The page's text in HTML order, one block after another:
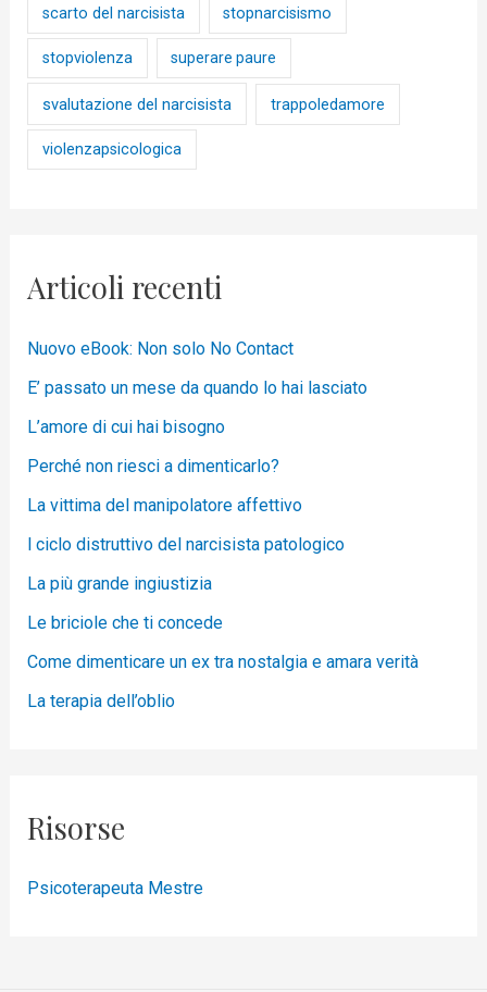
scarto del narcisista stopnarcisismo
stopviolenza superare paure
svalutazione del narcisista trappoledamore
violenzapsicologica
Articoli recenti
Nuovo eBook: Non solo No Contact
E’ passato un mese da quando lo hai lasciato
L’amore di cui hai bisogno
Perché non riesci a dimenticarlo?
La vittima del manipolatore affettivo
l ciclo distruttivo del narcisista patologico
La più grande ingiustizia
Le briciole che ti concede
Come dimenticare un ex tra nostalgia e amara verità
La terapia dell’oblio
Risorse
Psicoterapeuta Mestre